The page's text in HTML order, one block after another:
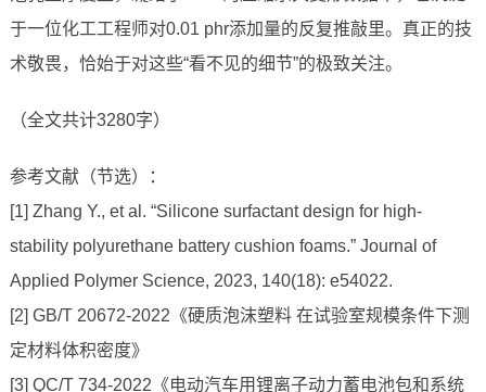
于一位化工工程师对0.01 phr添加量的反复推敲里。真正的技
术敬畏，恰始于对这些“看不见的细节”的极致关注。
（全文共计3280字）
参考文献（节选）：
[1] Zhang Y., et al. “Silicone surfactant design for high-
stability polyurethane battery cushion foams.” Journal of
Applied Polymer Science, 2023, 140(18): e54022.
[2] GB/T 20672-2022《硬质泡沫塑料 在试验室规模条件下测
定材料体积密度》
[3] QC/T 734-2022《电动汽车用锂离子动力蓄电池包和系统